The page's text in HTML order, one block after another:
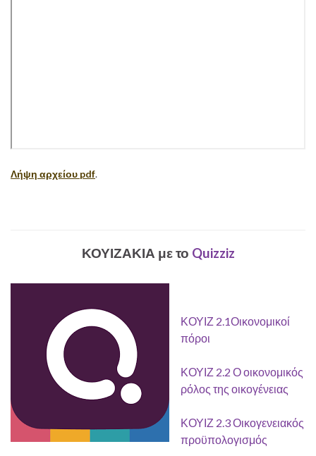
Λήψη αρχείου pdf.
ΚΟΥΙΖΑΚΙΑ με το Quizziz
ΚΟΥΙΖ 2.1Οικονομικοί
πόροι
ΚΟΥΙΖ 2.2 Ο οικονομικός
ρόλος της οικογένειας
ΚΟΥΙΖ 2.3 Οικογενειακός
προϋπολογισμός